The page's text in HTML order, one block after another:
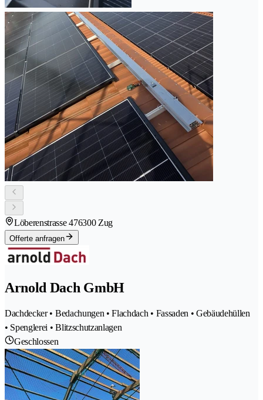
Löberenstrasse 476300 Zug
Offerte anfragen
Arnold Dach GmbH
Dachdecker • Bedachungen • Flachdach • Fassaden • Gebäudehüllen
• Spenglerei • Blitzschutzanlagen
Geschlossen